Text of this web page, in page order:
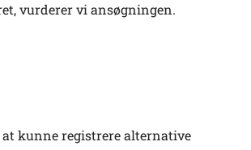
vurderer vi ansøgningen.
kunne registrere alternative